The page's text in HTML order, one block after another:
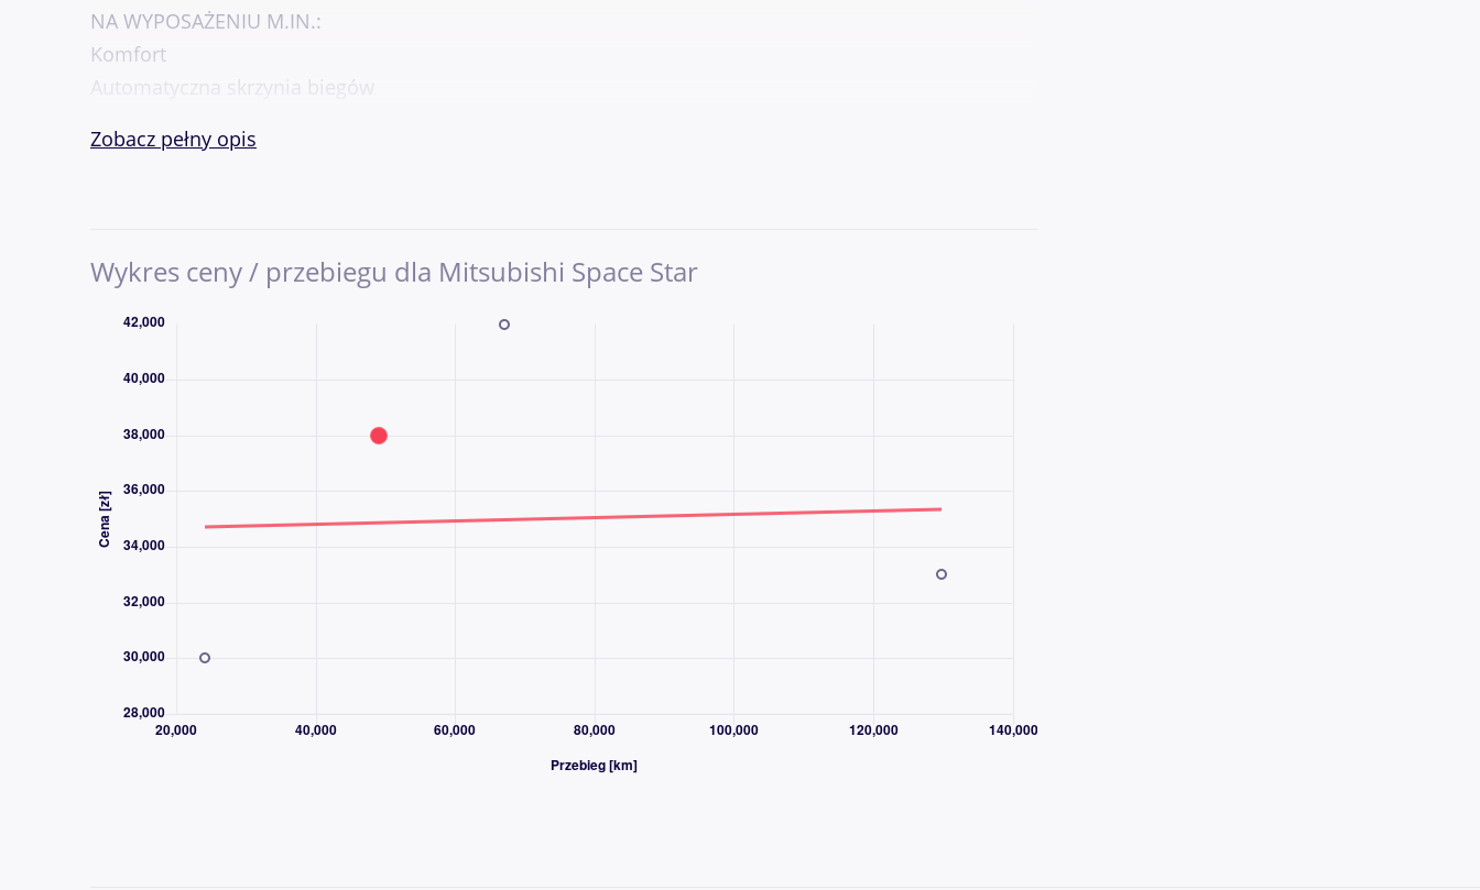
NA WYPOSAŻENIU M.IN.:
Komfort
Automatyczna skrzynia biegów
Czujniki cofania
Klimatyzacja manualna
Elektrycznie regulowane szyby przód/tył
Lusterka zewnętrzne elektrycznie regulowane, ogrzewane
Komputer pokładowy i zegary typu Optitron
Bezpieczeństwo
Przednie i boczne poduszki powietrzne
Aktywne zagłówki foteli
Podwójne kurtyny powietrzne
ESP
Felgi aluminiowe czarne 14"
Zobacz pełny opis
Wykres ceny / przebiegu dla Mitsubishi Space Star